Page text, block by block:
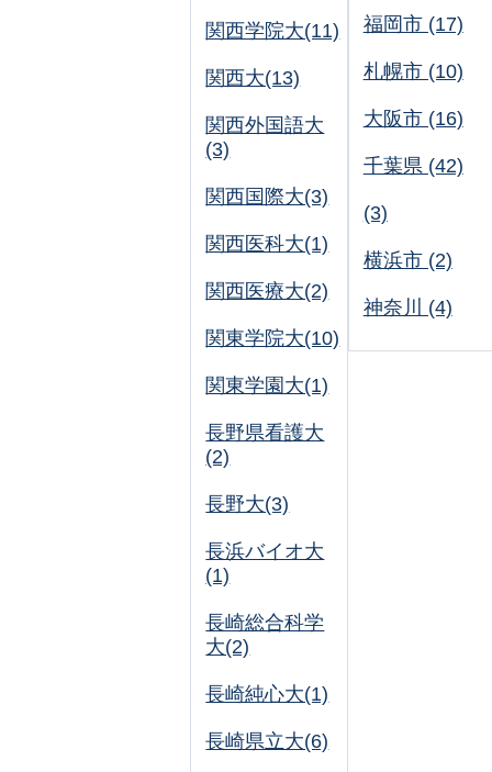
関西学院大(11)
関西大(13)
関西外国語大
(3)
関西国際大(3)
関西医科大(1)
関西医療大(2)
関東学院大(10)
関東学園大(1)
長野県看護大
(2)
長野大(3)
長浜バイオ大
(1)
長崎総合科学
大(2)
長崎純心大(1)
長崎県立大(6)
福岡市 (17)
札幌市 (10)
大阪市 (16)
千葉県 (42)
(3)
横浜市 (2)
神奈川 (4)